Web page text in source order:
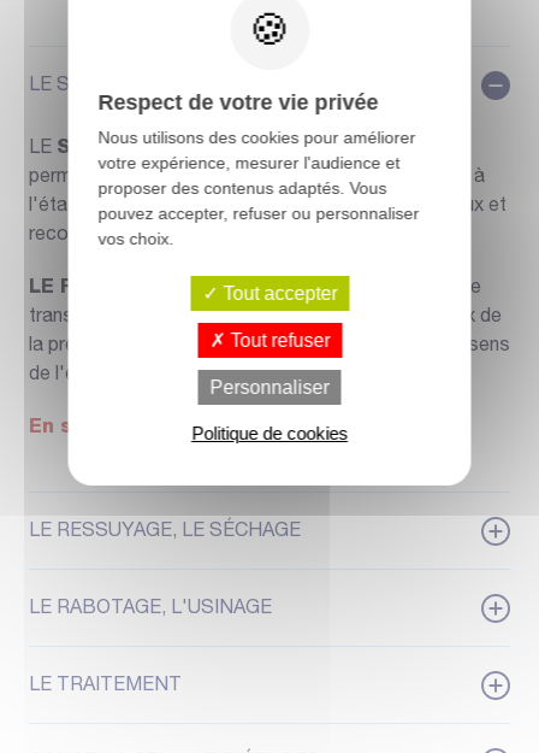
LE SCIAGE, LE REFILAGE
LE SCIAGE appelé "première transformation", Il
permet de passer de l'état de grume (tronc d'arbre) à
l'état de plot (grume débitée en planches ou plateaux et
reconstituée).
LE REFILAGE OU DÉLIGNAGE, appelé "deuxième
transformation", Il consiste à reprendre les plateaux de
la première transformation et à les re-scier dans le sens
de l'épaisseur ou de la largeur.
En savoir plus
LE RESSUYAGE, LE SÉCHAGE
LE RABOTAGE, L'USINAGE
LE TRAITEMENT
Respect de votre vie privée
Nous utilisons des cookies pour améliorer
votre expérience, mesurer l'audience et
proposer des contenus adaptés. Vous
pouvez accepter, refuser ou personnaliser
vos choix.
Tout accepter
Tout refuser
Personnaliser
Politique de cookies